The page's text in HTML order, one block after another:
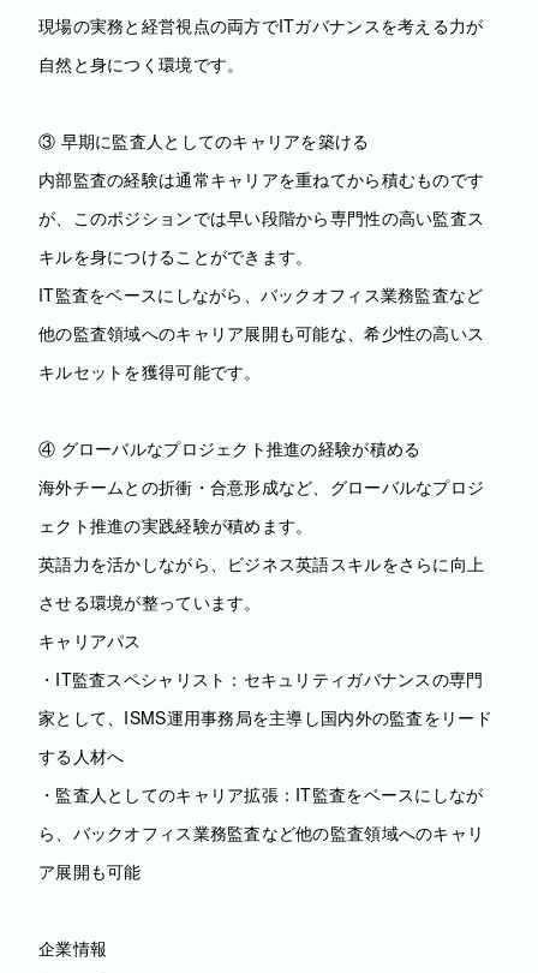
現場の実務と経営視点の両方でITガバナンスを考える力が
自然と身につく環境です。
③ 早期に監査人としてのキャリアを築ける
内部監査の経験は通常キャリアを重ねてから積むものです
が、このポジションでは早い段階から専門性の高い監査ス
キルを身につけることができます。
IT監査をベースにしながら、バックオフィス業務監査など
他の監査領域へのキャリア展開も可能な、希少性の高いス
キルセットを獲得可能です。
④ グローバルなプロジェクト推進の経験が積める
海外チームとの折衝・合意形成など、グローバルなプロジ
ェクト推進の実践経験が積めます。
英語力を活かしながら、ビジネス英語スキルをさらに向上
させる環境が整っています。
キャリアパス
・IT監査スペシャリスト：セキュリティガバナンスの専門
家として、ISMS運用事務局を主導し国内外の監査をリード
する人材へ
・監査人としてのキャリア拡張：IT監査をベースにしなが
ら、バックオフィス業務監査など他の監査領域へのキャリ
ア展開も可能
企業情報